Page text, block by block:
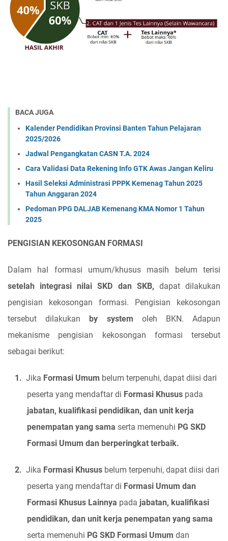
BACA JUGA
Kalender Pendidikan Provinsi Banten Tahun Pelajaran
2025/2026
Jadwal Pengangkatan CASN T.A. 2024
Cara Validasi Data Rekening Info GTK Awas Jangan Keliru
Hasil Seleksi Administrasi PPPK Kemenag Tahun 2025
Tahun Anggaran 2024
Pedoman PPG DALJAB Kemenang KMA Nomor 1 Tahun
2025
PENGISIAN KEKOSONGAN FORMASI
Dalam hal formasi umum/khusus masih belum terisi
setelah integrasi nilai SKD dan SKB, dapat dilakukan
pengisian kekosongan formasi. Pengisian kekosongan
tersebut dilakukan by system oleh BKN. Adapun
mekanisme pengisian kekosongan formasi tersebut
sebagai berikut:
1. Jika Formasi Umum belum terpenuhi, dapat diisi dari
peserta yang mendaftar di Formasi Khususpada
jabatan, kualifikasi pendidikan, dan unit kerja
penempatan yang sama serta memenuhi PG SKD
Formasi Umum dan berperingkat terbaik.
2. Jika Formasi Khususbelum terpenuhi, dapat diisi dari
peserta yang mendaftar di Formasi Umum dan
Formasi Khusus Lainnya pada jabatan, kualifikasi
pendidikan, dan unit kerja penempatan yang sama
serta memenuhi PG SKD Formasi Umum dan